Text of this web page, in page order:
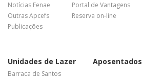
Notícias Fenae
Outras Apcefs
Publicações
Portal de Vantagens
Reserva on-line
Unidades de Lazer
Barraca de Santos
Aposentados